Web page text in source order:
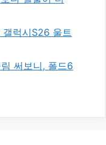
럭시S26 울트
써보니, 폴드6